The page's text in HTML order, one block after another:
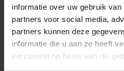
informatie over uw gebruik
partners voor social media,
partners kunnen deze
informatie die u aan ze heeft
verzameld op basis van uw